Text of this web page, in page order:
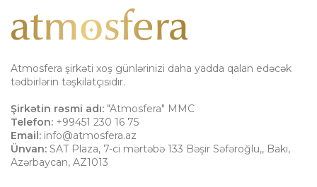
Atmosfera şirkəti xoş günlərinizi daha yadda qalan edəcək
tədbirlərin təşkilatçısıdır.
Şirkətin rəsmi adı: "Atmosfera" MMC
Telefon: +99451 230 16 75
Email: info@atmosfera.az
Ünvan: SAT Plaza, 7-ci mərtəbə 133 Bəşir Səfəroğlu,, Bakı,
Azərbaycan, AZ1013